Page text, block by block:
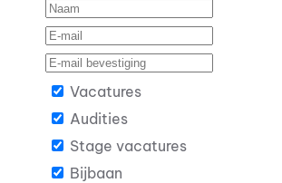
Vacatures
Audities
Stage vacatures
Bijbaan